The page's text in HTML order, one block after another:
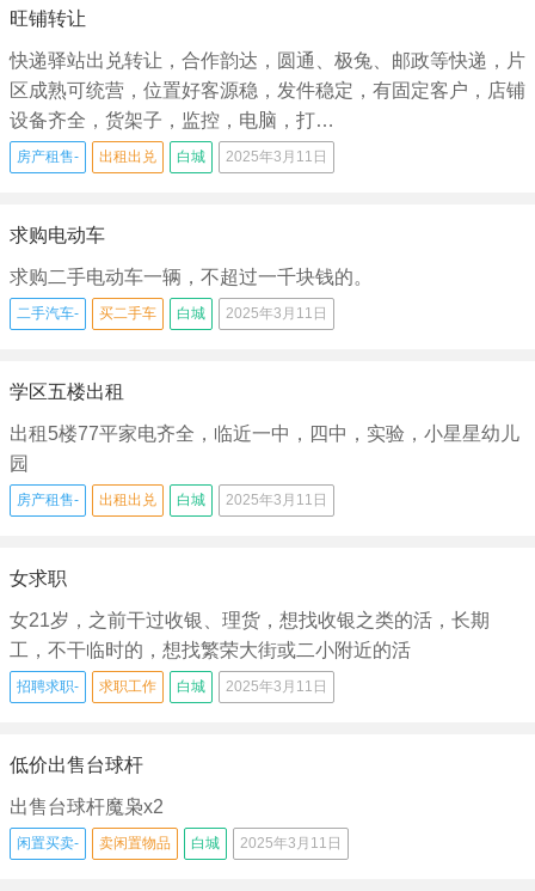
旺铺转让
快递驿站出兑转让，合作韵达，圆通、极兔、邮政等快递，片
区成熟可统营，位置好客源稳，发件稳定，有固定客户，店铺
设备齐全，货架子，监控，电脑，打…
房产租售- 出租出兑 白城 2025年3月11日
求购电动车
求购二手电动车一辆，不超过一千块钱的。
二手汽车- 买二手车 白城 2025年3月11日
学区五楼出租
出租5楼77平家电齐全，临近一中，四中，实验，小星星幼儿
园
房产租售- 出租出兑 白城 2025年3月11日
女求职
女21岁，之前干过收银、理货，想找收银之类的活，长期
工，不干临时的，想找繁荣大街或二小附近的活
招聘求职- 求职工作 白城 2025年3月11日
低价出售台球杆
出售台球杆魔枭x2
闲置买卖- 卖闲置物品 白城 2025年3月11日